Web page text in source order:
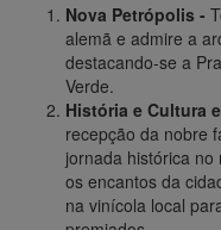
Nova Petrópolis -
alemã e admire a
destacando-se a
Verde.
História e Cultura
recepção da nobre
jornada histórica
os encantos da
na vinícola local